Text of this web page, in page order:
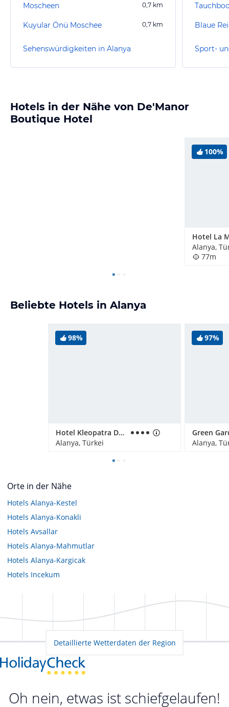
Moscheen 0,7 km
Kuyular Önü Moschee 0,7 km
Sehenswürdigkeiten in Alanya
Blaue
Sport-
Hotels in der Nähe von De'Manor
Boutique Hotel
100%
Hotel La
Alanya,
77m
Beliebte Hotels in Alanya
98%
Hotel Kleopatra Dreams Beach
Alanya, Türkei
97%
Alanya,
Orte in der Nähe
Hotels Alanya-Kestel
Hotels Alanya-Konakli
Hotels Avsallar
Hotels Alanya-Mahmutlar
Hotels Alanya-Kargicak
Hotels Incekum
Detaillierte Wetterdaten der Region
Oh nein, etwas ist schiefgelaufen!